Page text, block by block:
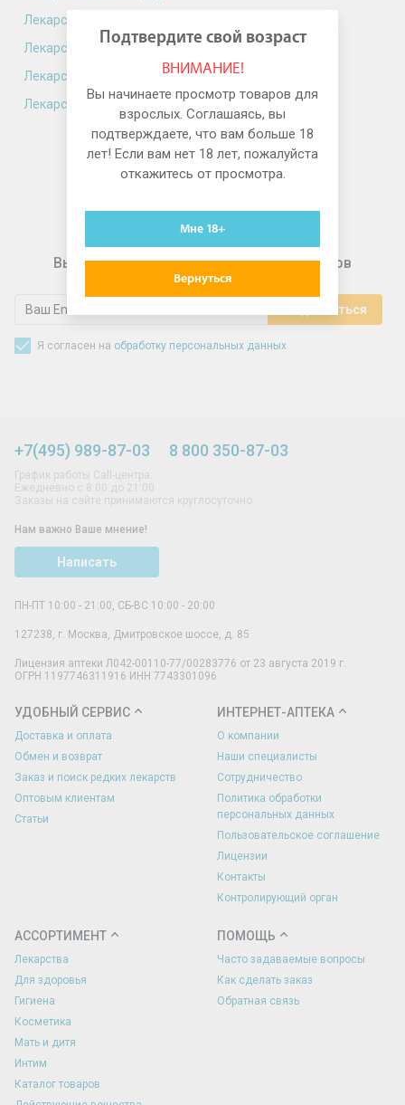
Лекарства в Краснодаре
Лекарства в Саратове
Лекарства в Тюмени
Лекарства в Ижевске
Выгодные предложения для подписчиков
Я согласен на обработку персональных данных
+7(495) 989-87-03 8 800 350-87-03
График работы Call-центра:
Ежедневно с 8:00 до 21:00
Заказы на сайте принимаются круглосуточно
Нам важно Ваше мнение!
Написать
ПН-ПТ 10:00 - 21:00, СБ-ВС 10:00 - 20:00
127238, г. Москва, Дмитровское шоссе, д. 85
Лицензия аптеки Л042-00110-77/00283776 от 23 августа 2019 г.
ОГРН 1197746311916 ИНН 7743301096
УДОБНЫЙ СЕРВИС
Доставка и оплата
Обмен и возврат
Заказ и поиск редких лекарств
Оптовым клиентам
Статьи
ИНТЕРНЕТ-АПТЕКА
О компании
Наши специалисты
Сотрудничество
Политика обработки
персональных данных
Пользовательское соглашение
Лицензии
Контакты
Контролирующий орган
АССОРТИМЕНТ
Лекарства
Для здоровья
Гигиена
Косметика
Мать и дитя
Интим
Каталог товаров
ПОМОЩЬ
Часто задаваемые вопросы
Как сделать заказ
Обратная связь
Подтвердите свой возраст
ВНИМАНИЕ!
Вы начинаете просмотр товаров для
взрослых. Соглашаясь, вы
подтверждаете, что вам больше 18
лет! Если вам нет 18 лет, пожалуйста
откажитесь от просмотра.
Мне 18+
Вернуться